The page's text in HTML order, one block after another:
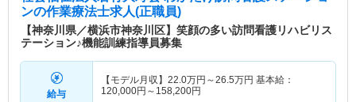
ンの作業療法士求人(正職員)
【神奈川県／横浜市神奈川区】笑顔の多い訪問看護リハビリス
テーション♪機能訓練指導員募集
給与
【モデル月収】 22.0万円～26.5万円 基本給：
120,000円～158,200円